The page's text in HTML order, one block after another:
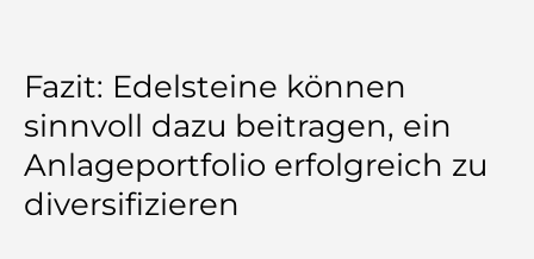
Fazit: Edelsteine können
sinnvoll dazu beitragen, ein
Anlageportfolio erfolgreich zu
diversifizieren